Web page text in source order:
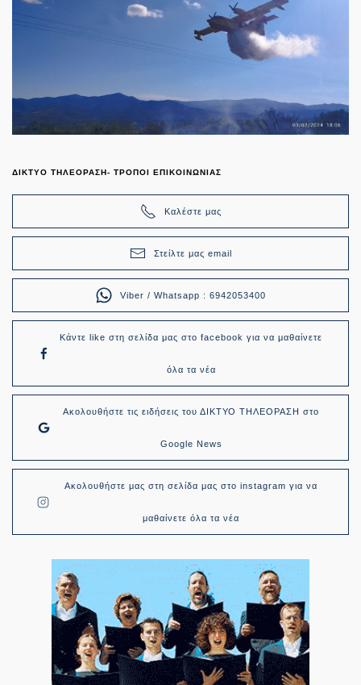
ΔΙΚΤΥΟ ΤΗΛΕΟΡΑΣΗ- ΤΡΟΠΟΙ ΕΠΙΚΟΙΝΩΝΙΑΣ
Καλέστε μας
Στείλτε μας email
Viber / Whatsapp : 6942053400
Κάντε like στη σελίδα μας στο facebook για να μαθαίνετε
όλα τα νέα
Ακολουθήστε τις ειδήσεις του ΔΙΚΤΥΟ ΤΗΛΕΟΡΑΣΗ στο
Google News
Ακολουθήστε μας στη σελίδα μας στο instagram για να
μαθαίνετε όλα τα νέα